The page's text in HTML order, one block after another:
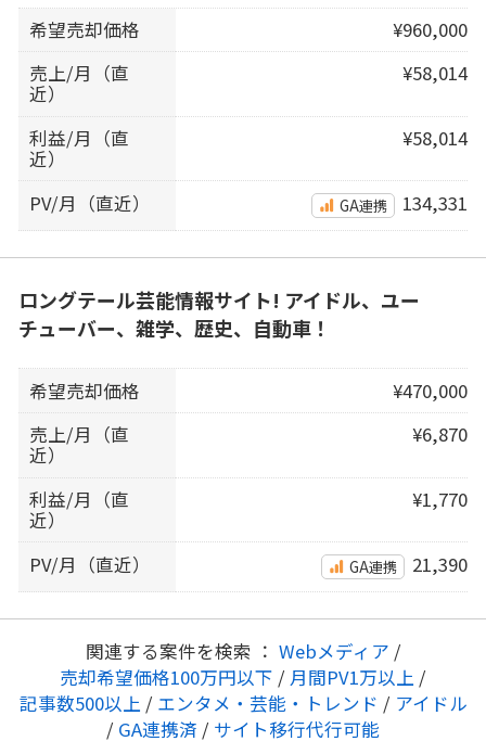
希望売却価格
¥960,000
売上/月（直
近）
¥58,014
利益/月（直
近）
¥58,014
PV/月（直近） GA連携 134,331
ロングテール芸能情報サイト! アイドル、ユー
チューバー、雑学、歴史、自動車！
希望売却価格
¥470,000
売上/月（直
近）
¥6,870
利益/月（直
近）
¥1,770
PV/月（直近） GA連携 21,390
関連する案件を検索 ： Webメディア /
売却希望価格100万円以下 / 月間PV1万以上 /
記事数500以上 / エンタメ・芸能・トレンド / アイドル
/ GA連携済 / サイト移行代行可能